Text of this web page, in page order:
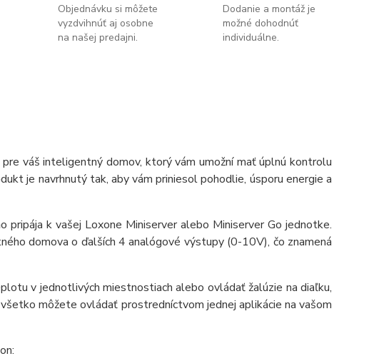
Objednávku si môžete
vyzdvihnúť aj osobne
na našej predajni.
Dodanie a montáž je
možné dohodnúť
individuálne.
váš inteligentný domov, ktorý vám umožní mať úplnú kontrolu
je navrhnutý tak, aby vám priniesol pohodlie, úsporu energie a
k vašej Loxone Miniserver alebo Miniserver Go jednotke.
domova o ďalších 4 analógové výstupy (0-10V), čo znamená
v jednotlivých miestnostiach alebo ovládať žalúzie na diaľku,
môžete ovládať prostredníctvom jednej aplikácie na vašom